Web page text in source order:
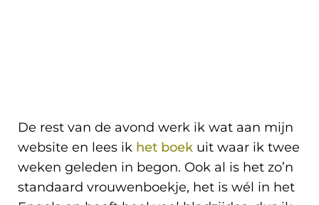
De rest van de avond werk ik wat aan mijn
website en lees ik het boek uit waar ik twee
weken geleden in begon. Ook al is het zo’n
standaard vrouwenboekje, het is wél in het